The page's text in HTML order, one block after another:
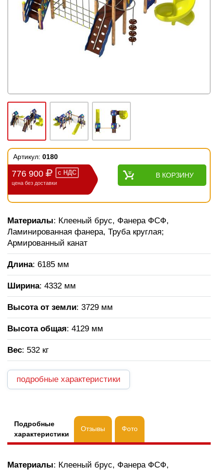
Артикул: 0180
776 900 с НДС
цена без доставки
В КОРЗИНУ
Материалы: Клееный брус, Фанера ФСФ,
Ламинированная фанера, Труба круглая;
Армированный канат
Длина: 6185 мм
Ширина: 4332 мм
Высота от земли: 3729 мм
Высота общая: 4129 мм
Вес: 532 кг
подробные характеристики
Подробные
характеристики
Отзывы Фото
Материалы: Клееный брус, Фанера ФСФ,